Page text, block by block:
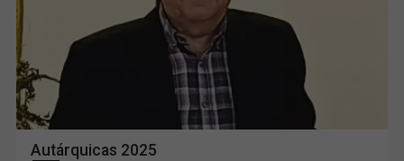
Autárquicas 2025